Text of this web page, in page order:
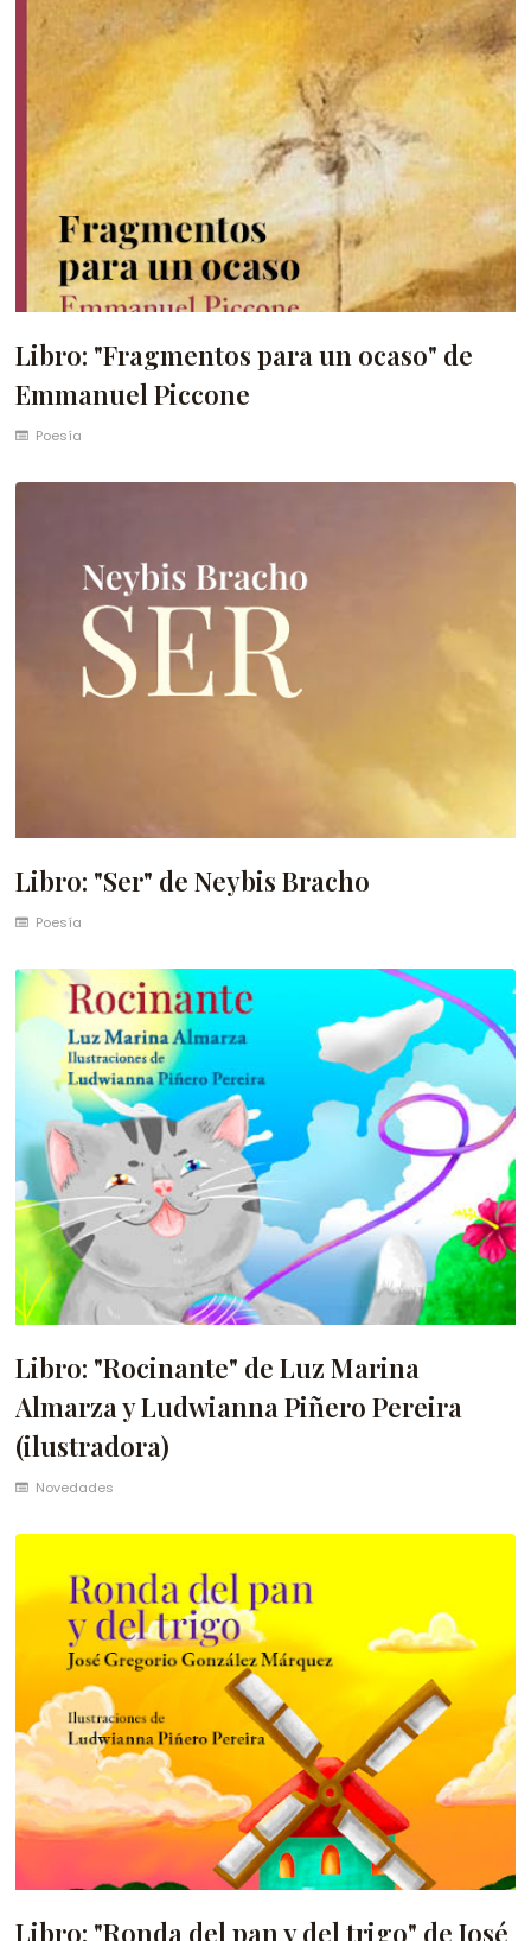
Libro: "Fragmentos para un ocaso" de
Emmanuel Piccone
Poesía
Libro: "Ser" de Neybis Bracho
Poesía
Libro: "Rocinante" de Luz Marina
Almarza y Ludwianna Piñero Pereira
(ilustradora)
Novedades
Libro: "Ronda del pan y del trigo" de José